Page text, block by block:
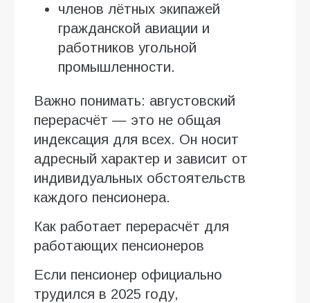
членов лётных экипажей
гражданской авиации и
работников угольной
промышленности.
Важно понимать: августовский
перерасчёт — это не общая
индексация для всех. Он носит
адресный характер и зависит от
индивидуальных обстоятельств
каждого пенсионера.
Как работает перерасчёт для
работающих пенсионеров
Если пенсионер официально
трудился в 2025 году,